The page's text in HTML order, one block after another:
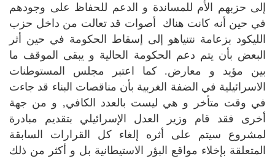
إلى حزبهم الأم للمساندة و الدعم للحفاظ على وجودهم
في حين أنه كانت هناك أصوات قد تعالت من داخل حزب
الليكود بزعامة نتنياهو إلى إسقاط الحكومة في حين أثر
البعض بأن يتم دعم الحكومة الحالية و يبقى الموقف ما
بين مؤيد و معارض. كما اعتبر مجلس المستوطنات
الاسرائيلية في الضفة الغربية بأن مناقصات البناء قد جاءت
في وقت متأخر و هي ليست بالعدد الكافي, و من جهة
أخرى فقد قام وزير العدل الإسرائيلي بتقديم مبادرة
لمشروع سيتم على أثره إلغاء كل القرارات السابقة
المتعلقة بإخلاء مواقع البؤر الاستيطانية بل و أكثر من ذلك